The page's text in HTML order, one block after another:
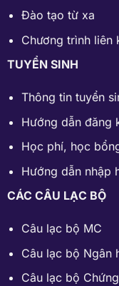
Đào tạo từ xa
Chương trình liên
TUYỂN SINH
Thông tin tuyển
Hướng dẫn đăng
Học phí, học
Hướng dẫn nhập
CÁC CÂU LẠC BỘ
Câu lạc bộ MC
Câu lạc bộ Ngân
Câu lạc bộ